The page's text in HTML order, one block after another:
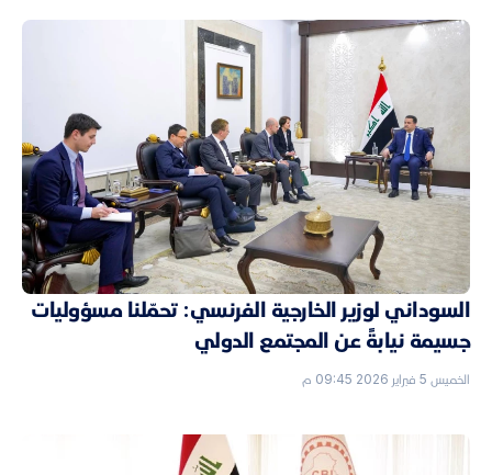
السوداني لوزير الخارجية الفرنسي: تحمّلنا مسؤوليات
جسيمة نيابةً عن المجتمع الدولي
الخميس 5 فبراير 2026 09:45 م